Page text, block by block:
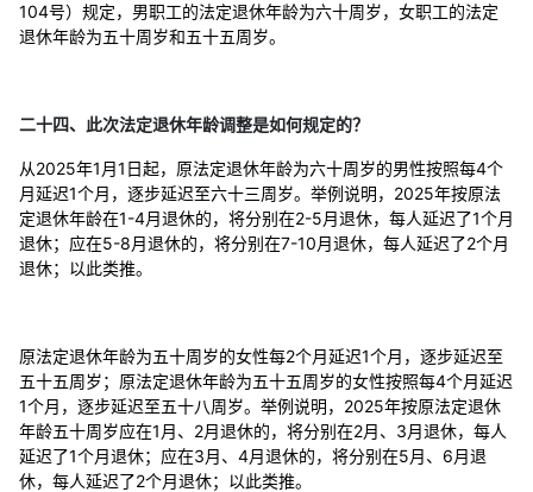
104号）规定，男职工的法定退休年龄为六十周岁，女职工的法定
退休年龄为五十周岁和五十五周岁。
二十四、此次法定退休年龄调整是如何规定的？
从2025年1月1日起，原法定退休年龄为六十周岁的男性按照每4个
月延迟1个月，逐步延迟至六十三周岁。举例说明，2025年按原法
定退休年龄在1-4月退休的，将分别在2-5月退休，每人延迟了1个月
退休；应在5-8月退休的，将分别在7-10月退休，每人延迟了2个月
退休；以此类推。
原法定退休年龄为五十周岁的女性每2个月延迟1个月，逐步延迟至
五十五周岁；原法定退休年龄为五十五周岁的女性按照每4个月延迟
1个月，逐步延迟至五十八周岁。举例说明，2025年按原法定退休
年龄五十周岁应在1月、2月退休的，将分别在2月、3月退休，每人
延迟了1个月退休；应在3月、4月退休的，将分别在5月、6月退
休，每人延迟了2个月退休；以此类推。